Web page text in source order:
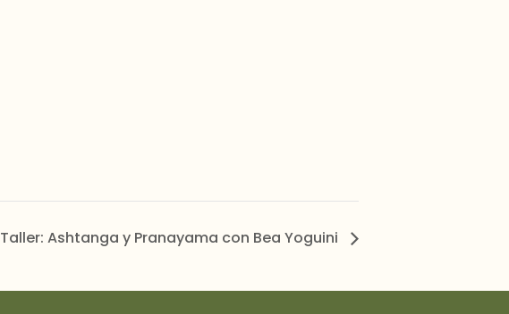
Taller: Ashtanga y Pranayama con Bea Yoguini